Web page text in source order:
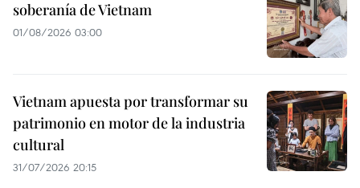
soberanía de Vietnam
01/08/2026 03:00
Vietnam apuesta por transformar su
patrimonio en motor de la industria
cultural
31/07/2026 20:15